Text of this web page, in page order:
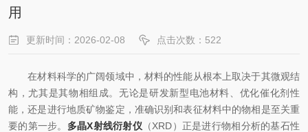
用
更新时间：2026-02-08 点击次数：522
在材料科学的广阔领域中，材料的性能从根本上取决于其微观结
构，尤其是其物相组成。无论是研发新型电池材料、优化催化剂性
能，还是进行地质矿物鉴定，准确识别和表征材料中的物相是至关重
要的第一步。 多晶X射线衍射仪 （XRD）正是进行物相分析的基石性